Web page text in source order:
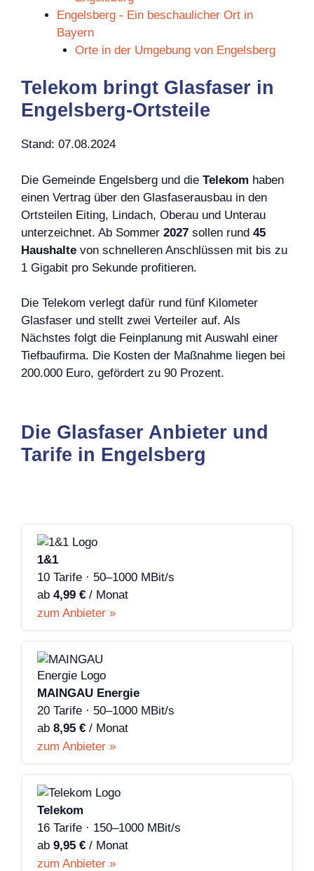
Engelsberg - Ein beschaulicher Ort in
Bayern
Orte in der Umgebung von Engelsberg
Telekom bringt Glasfaser in
Engelsberg-Ortsteile
Stand: 07.08.2024
Die Gemeinde Engelsberg und die Telekom haben
einen Vertrag über den Glasfaserausbau in den
Ortsteilen Eiting, Lindach, Oberau und Unterau
unterzeichnet. Ab Sommer 2027 sollen rund 45
Haushalte von schnelleren Anschlüssen mit bis zu
1 Gigabit pro Sekunde profitieren.
Die Telekom verlegt dafür rund fünf Kilometer
Glasfaser und stellt zwei Verteiler auf. Als
Nächstes folgt die Feinplanung mit Auswahl einer
Tiefbaufirma. Die Kosten der Maßnahme liegen bei
200.000 Euro, gefördert zu 90 Prozent.
Die Glasfaser Anbieter und
Tarife in Engelsberg
1&1
10 Tarife · 50–1000 MBit/s
ab 4,99 € / Monat
zum Anbieter »
MAINGAU Energie
20 Tarife · 50–1000 MBit/s
ab 8,95 € / Monat
zum Anbieter »
Telekom
16 Tarife · 150–1000 MBit/s
ab 9,95 € / Monat
zum Anbieter »